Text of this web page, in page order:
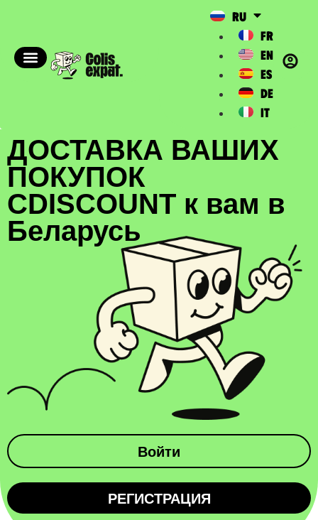
RU
FR
EN
ES
DE
IT
ДОСТАВКА ВАШИХ
ПОКУПОК
CDISCOUNT к вам в
Беларусь
Войти
РЕГИСТРАЦИЯ